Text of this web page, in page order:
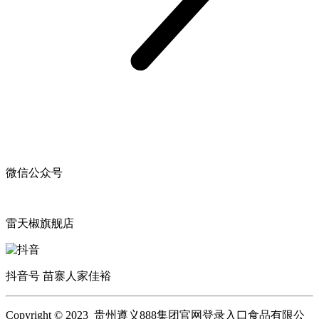
微信公众号
雷天椒旗舰店
抖音号 苗寨人家佳裕
Copyright © 2023 贵州遵义888集团官网登录入口食品有限公